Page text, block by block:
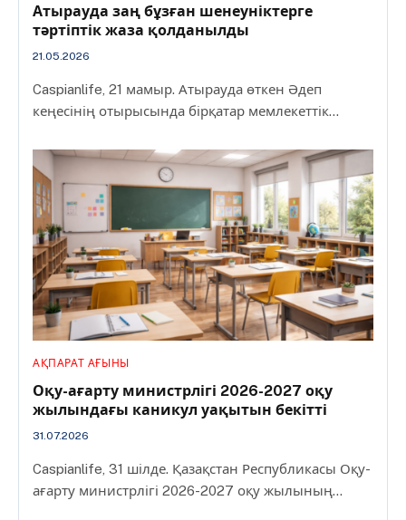
Атырауда заң бұзған шенеуніктерге
тәртіптік жаза қолданылды
21.05.2026
Caspianlife, 21 мамыр. Атырауда өткен Әдеп
кеңесінің отырысында бірқатар мемлекеттік…
АҚПАРАТ АҒЫНЫ
Оқу-ағарту министрлігі 2026-2027 оқу
жылындағы каникул уақытын бекітті
31.07.2026
Caspianlife, 31 шілде. Қазақстан Республикасы Оқу-
ағарту министрлігі 2026-2027 оқу жылының…